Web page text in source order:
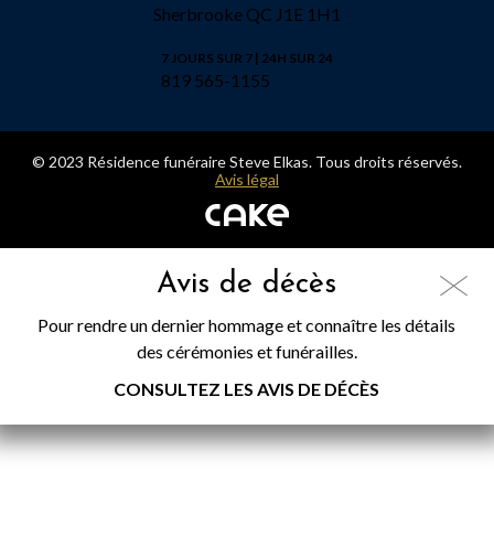
Sherbrooke QC J1E 1H1
7 JOURS SUR 7 | 24H SUR 24
819 565-1155
© 2023 Résidence funéraire Steve Elkas. Tous droits réservés.
Avis légal
Avis de décès
Pour rendre un dernier hommage et connaître les détails
des cérémonies et funérailles.
CONSULTEZ LES AVIS DE DÉCÈS